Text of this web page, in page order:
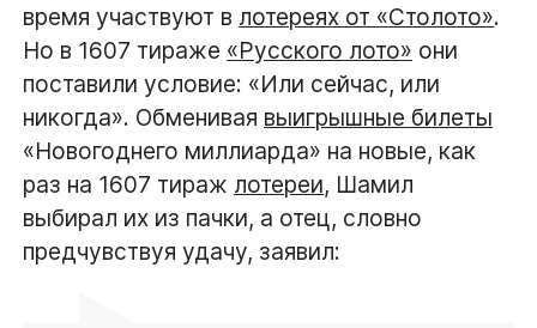
время участвуют в лотереях от «Столото».
Но в 1607 тираже «Русского лото» они
поставили условие: «Или сейчас, или
никогда». Обменивая выигрышные билеты
«Новогоднего миллиарда» на новые, как
раз на 1607 тираж лотереи, Шамил
выбирал их из пачки, а отец, словно
предчувствуя удачу, заявил: